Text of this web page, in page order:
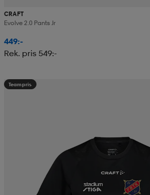
CRAFT
Evolve 2.0 Pants Jr
449:-
Rek. pris 549:-
Teampris